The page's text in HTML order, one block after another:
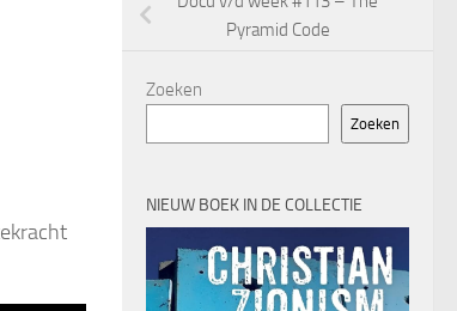
Pyramid Code
Zoeken
Zoeken
NIEUW BOEK IN DE COLLECTIE